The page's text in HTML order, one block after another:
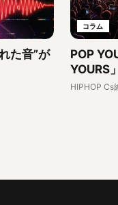
た音”が
コラム
POP
YOURS
HIPHOP Cs